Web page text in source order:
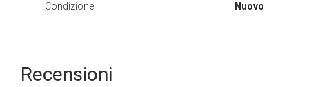
Condizione Nuovo
Recensioni